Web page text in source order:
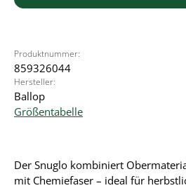
Produktnummer:
859326044
Hersteller:
Ballop
Größentabelle
Der Snuglo kombiniert
mit Chemiefaser – ideal für